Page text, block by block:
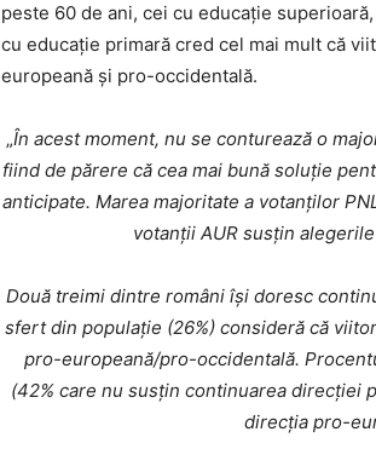
peste 60 de ani, cei cu educație
cu educație primară cred cel mai mult că
europeană și pro-occidentală.
„În acest moment, nu se conturează o
fiind de părere că cea mai bună soluție
anticipate. Marea majoritate a votanților
votanții AUR susțin
Două treimi dintre români își doresc
sfert din populație (26%) consideră că
pro-europeană/pro-occidentală.
(42% care nu susțin continuarea direcției
direcția pro-